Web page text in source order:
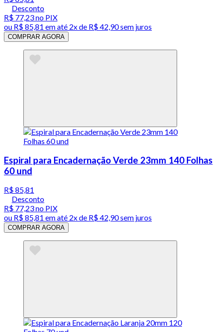
Desconto
R$ 77,23no PIX
ou R$ 85,81 em até 2x de R$ 42,90 sem juros
COMPRAR AGORA
Espiral para Encadernação Verde 23mm 140 Folhas
60 und
R$ 85,81
Desconto
R$ 77,23no PIX
ou R$ 85,81 em até 2x de R$ 42,90 sem juros
COMPRAR AGORA